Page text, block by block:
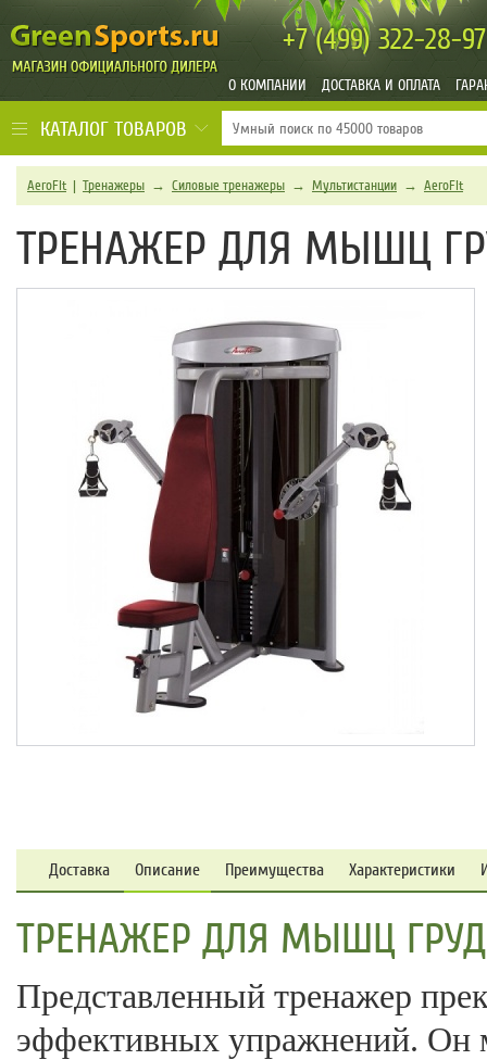
+7 (499)322-28-97
О КОМПАНИИ ДОСТАВКА И ОПЛАТА
КАТАЛОГ ТОВАРОВ
AeroFit| Тренажеры → Силовые тренажеры → Мультистанции → AeroFit
ТРЕНАЖЕР ДЛЯ МЫШЦ
Доставка Описание Преимущества Характеристики
ТРЕНАЖЕР ДЛЯ МЫШЦ ГРУДИ
Представленный тренажер
эффективных упражнений. Он